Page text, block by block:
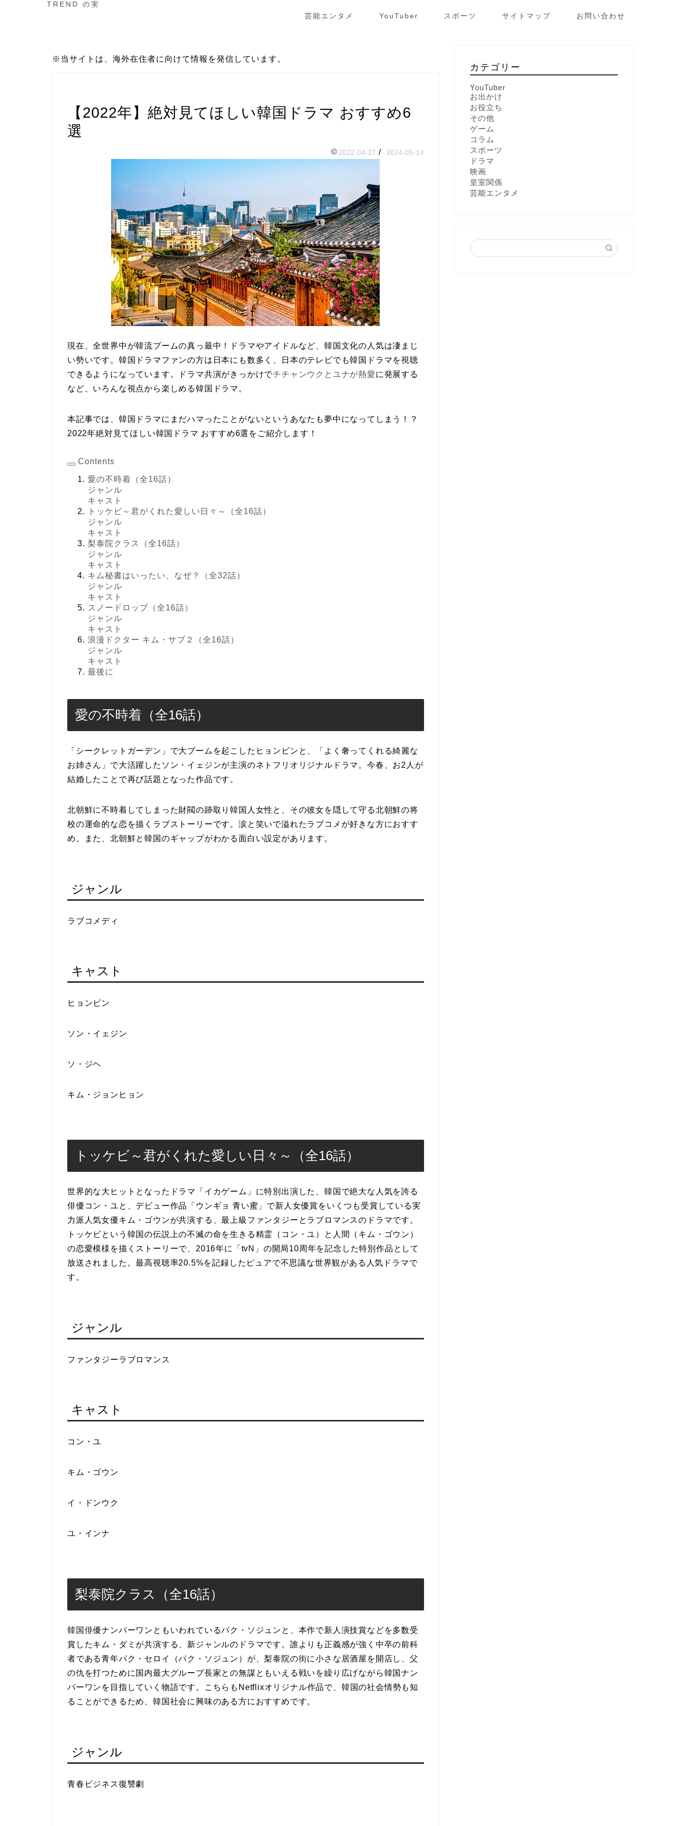
TREND の実
芸能エンタメ YouTuber スポーツ サイトマップ お問い合わせ
※当サイトは、海外在住者に向けて情報を発信しています。
【2022年】絶対見てほしい韓国ドラマ おすすめ6
選
2022-04-27 / 2024-05-14
現在、全世界中が韓流ブームの真っ最中！ドラマやアイドルなど、韓国文化の人気は凄まじ
い勢いです。韓国ドラマファンの方は日本にも数多く、日本のテレビでも韓国ドラマを視聴
できるようになっています。
ドラマ共演がきっかけでチチャンウクとユナが熱愛に発展する
など、いろんな視点から楽しめる韓国ドラマ。
本記事では、韓国ドラマにまだハマったことがないというあなたも夢中になってしまう！？
2022年絶対見てほしい韓国ドラマ おすすめ6選をご紹介します！
Contents
愛の不時着（全16話）
ジャンル
キャスト
トッケビ～君がくれた愛しい日々～（全16話）
ジャンル
キャスト
梨泰院クラス（全16話）
ジャンル
キャスト
キム秘書はいったい、なぜ？（全32話）
ジャンル
キャスト
スノードロップ（全16話）
ジャンル
キャスト
浪漫ドクター キム・サブ２（全16話）
ジャンル
キャスト
最後に
愛の不時着（全16話）
「シークレットガーデン」で大ブームを起こしたヒョンビンと、「よく奢ってくれる綺麗な
お姉さん」で大活躍したソン・イェジンが主演のネトフリオリジナルドラマ。今春、お2人が
結婚したことで再び話題となった作品です。
北朝鮮に不時着してしまった財閥の跡取り韓国人女性と、その彼女を隠して守る北朝鮮の将
校の運命的な恋を描くラブストーリーです。涙と笑いで溢れたラブコメが好きな方におすす
め。また、北朝鮮と韓国のギャップがわかる面白い設定があります。
ジャンル
ラブコメディ
キャスト
ヒョンビン
ソン・イェジン
ソ・ジヘ
キム・ジョンヒョン
トッケビ～君がくれた愛しい日々～（全16話）
世界的な大ヒットとなったドラマ「イカゲーム」に特別出演した、韓国で絶大な人気を誇る
俳優コン・ユと、デビュー作品「ウンギョ 青い蜜」で新人女優賞をいくつも受賞している実
力派人気女優キム・ゴウンが共演する、最上級ファンタジーとラブロマンスのドラマです。
トッケビという韓国の伝説上の不滅の命を生きる精霊（コン・ユ）と人間（キム・ゴウン）
の恋愛模様を描くストーリーで、2016年に「tvN」の開局10周年を記念した特別作品として
放送されました。最高視聴率20.5%を記録したピュアで不思議な世界観がある人気ドラマで
す。
ジャンル
ファンタジーラブロマンス
キャスト
コン・ユ
キム・ゴウン
イ・ドンウク
ユ・インナ
梨泰院クラス（全16話）
韓国俳優ナンバーワンともいわれているパク・ソジュンと、本作で新人演技賞などを多数受
賞したキム・ダミが共演する、新ジャンルのドラマです。誰よりも正義感が強く中卒の前科
者である青年パク・セロイ（パク・ソジュン）が、梨泰院の街に小さな居酒屋を開店し、父
の仇を打つために国内最大グループ長家との無謀ともいえる戦いを繰り広げながら韓国ナン
バーワンを目指していく物語です。こちらもNetflixオリジナル作品で、韓国の社会情勢も知
ることができるため、韓国社会に興味のある方におすすめです。
ジャンル
青春ビジネス復讐劇
カテゴリー
YouTuber
お出かけ
お役立ち
その他
ゲーム
コラム
スポーツ
ドラマ
映画
皇室関係
芸能エンタメ